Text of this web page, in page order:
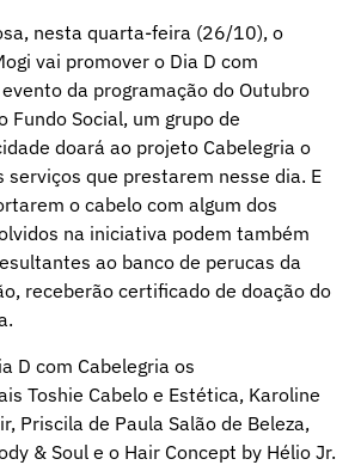
nesta quarta-feira (26/10), o
vai promover o Dia D com
da programação do Outubro
Fundo Social, um grupo de
doará ao projeto Cabelegria o
que prestarem nesse dia. E
o cabelo com algum dos
na iniciativa podem também
ao banco de perucas da
receberão certificado de doação do
D com Cabelegria os
Toshie Cabelo e Estética, Karoline
Priscila de Paula Salão de Beleza,
& Soul e o Hair Concept by Hélio Jr.